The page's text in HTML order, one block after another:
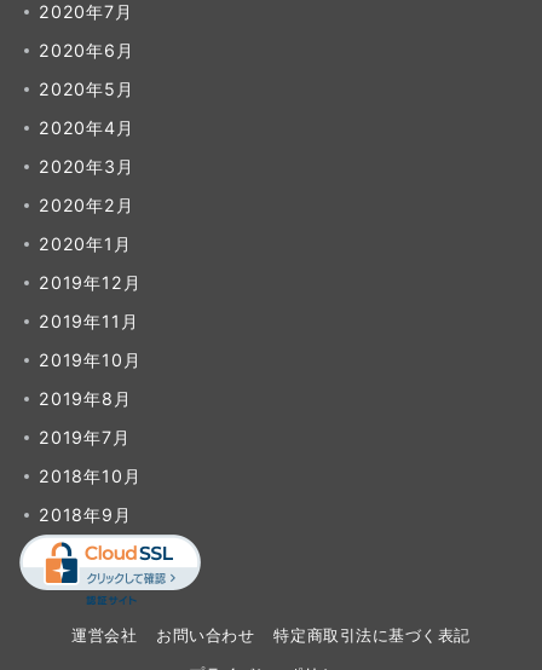
2020年7月
2020年6月
2020年5月
2020年4月
2020年3月
2020年2月
2020年1月
2019年12月
2019年11月
2019年10月
2019年8月
2019年7月
2018年10月
2018年9月
運営会社 お問い合わせ 特定商取引法に基づく表記